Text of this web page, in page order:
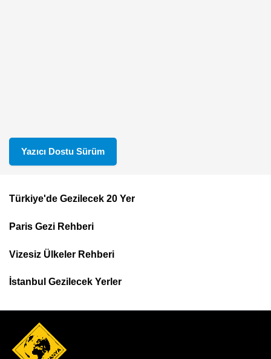
Yazıcı Dostu Sürüm
Top
Menu
Türkiye'de Gezilecek 20 Yer
Paris Gezi Rehberi
Vizesiz Ülkeler Rehberi
İstanbul Gezilecek Yerler